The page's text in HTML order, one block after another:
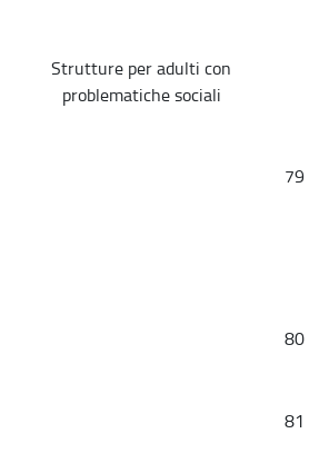
Strutture per adulti con
problematiche sociali
79
80
81